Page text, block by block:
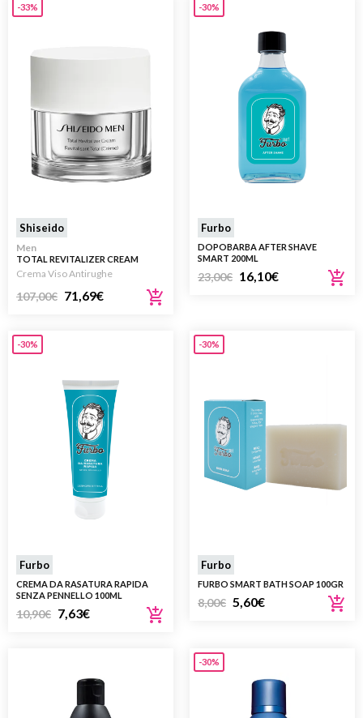
-33%
Shiseido
Men
TOTAL REVITALIZER CREAM
CREMA VISO ANTIRUGHE 50ML
Crema Viso Antirughe
107,00€ 71,69€
-30%
Furbo
DOPOBARBA AFTER SHAVE
SMART 200ML
23,00€ 16,10€
-30%
Furbo
CREMA DA RASATURA RAPIDA
SENZA PENNELLO 100ML
10,90€ 7,63€
-30%
Furbo
FURBO SMART BATH SOAP 100GR
8,00€ 5,60€
-30%